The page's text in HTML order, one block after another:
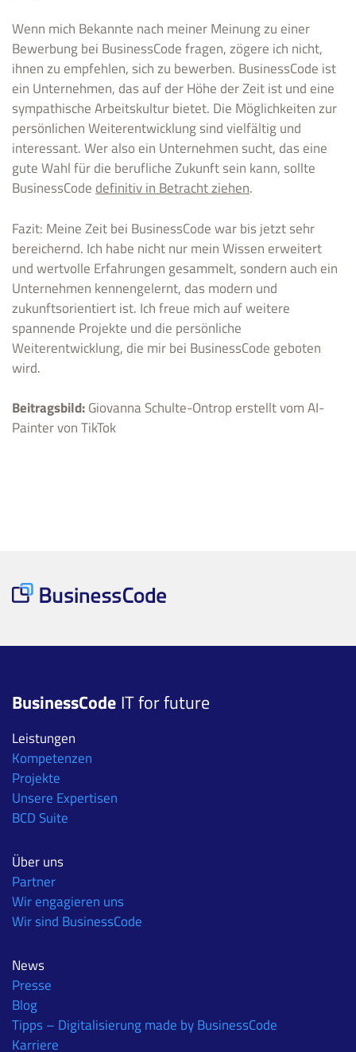
Wenn mich Bekannte nach meiner Meinung zu einer
Bewerbung bei BusinessCode fragen, zögere ich nicht,
ihnen zu empfehlen, sich zu bewerben. BusinessCode ist
ein Unternehmen, das auf der Höhe der Zeit ist und eine
sympathische Arbeitskultur bietet. Die Möglichkeiten zur
persönlichen Weiterentwicklung sind vielfältig und
interessant. Wer also ein Unternehmen sucht, das eine
gute Wahl für die berufliche Zukunft sein kann, sollte
BusinessCode definitiv in Betracht ziehen.
Fazit: Meine Zeit bei BusinessCode war bis jetzt sehr
bereichernd. Ich habe nicht nur mein Wissen erweitert
und wertvolle Erfahrungen gesammelt, sondern auch ein
Unternehmen kennengelernt, das modern und
zukunftsorientiert ist. Ich freue mich auf weitere
spannende Projekte und die persönliche
Weiterentwicklung, die mir bei BusinessCode geboten
wird.
Beitragsbild:Giovanna Schulte-Ontrop erstellt vom AI-
Painter von TikTok
BusinessCode IT for future
Leistungen
Kompetenzen
Projekte
Unsere Expertisen
BCD Suite
Über uns
Partner
Wir engagieren uns
Wir sind BusinessCode
News
Presse
Blog
Tipps – Digitalisierung made by BusinessCode
Karriere